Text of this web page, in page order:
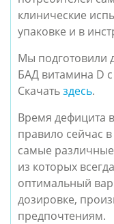
клинические
упаковке и в
Мы подготовили
БАД витамина D
Скачатьздесь.
Время дефицита
правило сейчас
самые
из которых
оптимальный
дозировке,
предпочтениям.